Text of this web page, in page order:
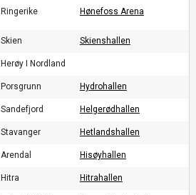
Ringerike Hønefoss Arena
Skien Skienshallen
Herøy I Nordland
Porsgrunn Hydrohallen
Sandefjord Helgerødhallen
Stavanger Hetlandshallen
Arendal Hisøyhallen
Hitra Hitrahallen